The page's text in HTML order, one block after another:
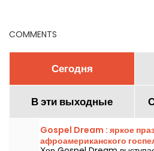
COMMENTS
Сегодня
В эти выходные
Gospel Dream : яркое
афроамериканского